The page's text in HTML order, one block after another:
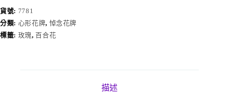
數
量
貨號: 7781
分類: 心形花牌, 悼念花牌
標籤: 玫瑰,百合花
描述